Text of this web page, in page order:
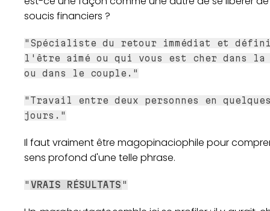
soucis financiers ?
"Spécialiste du retour immédiat et
l'être aimé ou qui vous est cher dans
ou dans le couple."
"Travail entre deux personnes en
jours."
Il faut vraiment être magopinaciophile pour
sens profond d'une telle phrase.
" VRAIS RÉSULTATS "